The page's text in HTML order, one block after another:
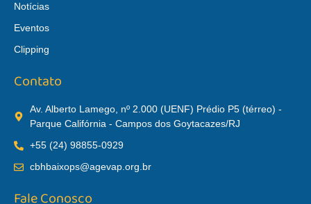
Notícias
Eventos
Clipping
Contato
Av. Alberto Lamego, nº 2.000 (UENF) Prédio P5 (térreo) -
Parque Califórnia - Campos dos Goytacazes/RJ
+55 (24) 98855-0929
cbhbaixops@agevap.org.br
Fale Conosco